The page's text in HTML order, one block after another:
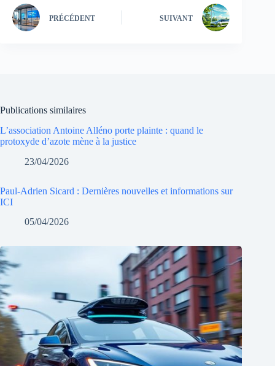
PRÉCÉDENT SUIVANT
Publications similaires
L’association Antoine Alléno porte plainte : quand le
protoxyde d’azote mène à la justice
23/04/2026
Paul-Adrien Sicard : Dernières nouvelles et informations sur
ICI
05/04/2026